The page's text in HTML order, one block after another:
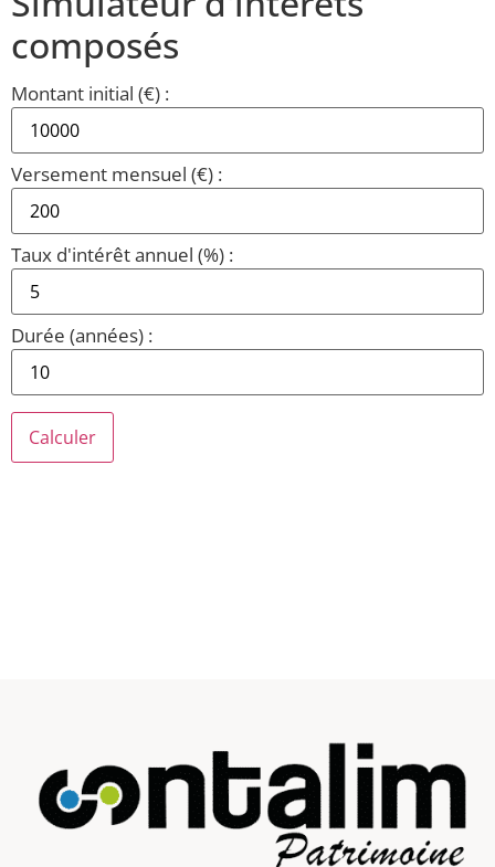
composés
Montant initial (€) :
Versement mensuel (€) :
Taux d'intérêt annuel (%) :
Durée (années) :
Calculer